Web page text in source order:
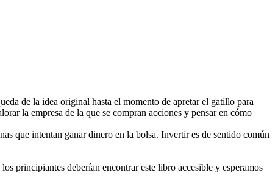
de la idea original hasta el momento de apretar el gatillo para
la empresa de la que se compran acciones y pensar en cómo
que intentan ganar dinero en la bolsa. Invertir es de sentido común
principiantes deberían encontrar este libro accesible y esperamos